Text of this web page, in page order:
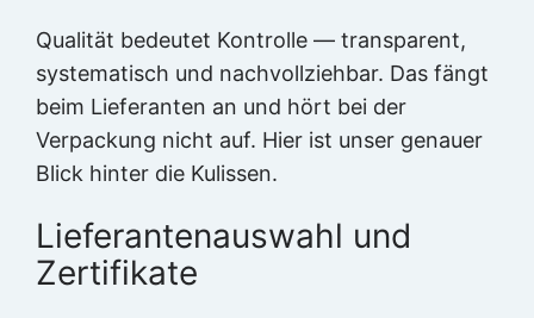
Qualität bedeutet Kontrolle — transparent,
systematisch und nachvollziehbar. Das fängt
beim Lieferanten an und hört bei der
Verpackung nicht auf. Hier ist unser genauer
Blick hinter die Kulissen.
Lieferantenauswahl und
Zertifikate